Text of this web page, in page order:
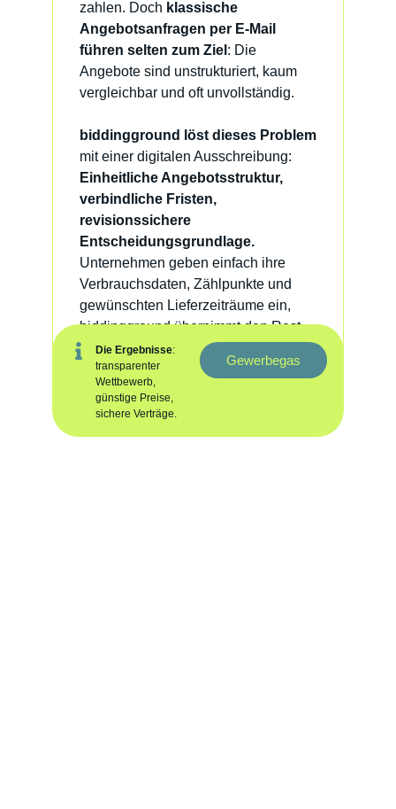
zahlen. Doch klassische
Angebotsanfragen per E-Mail
führen selten zum Ziel : Die
Angebote sind unstrukturiert, kaum
vergleichbar und oft unvollständig.
biddingground
löst dieses Problem
mit einer digitalen Ausschreibung:
Einheitliche Angebotsstruktur,
verbindliche Fristen,
revisionssichere
Entscheidungsgrundlage.
Unternehmen geben einfach ihre
Verbrauchsdaten, Zählpunkte und
gewünschten Lieferzeiträume ein,
biddinggroundübernimmt den Rest.
Die Ergebnisse:
transparenter
Wettbewerb,
günstige Preise,
sichere Verträge.
Gewerbegas